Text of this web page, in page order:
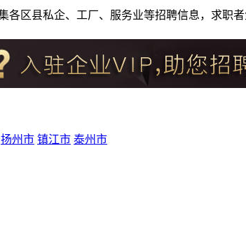
各区县私企、工厂、服务业等招聘信息，求职
扬州市 镇江市 泰州市